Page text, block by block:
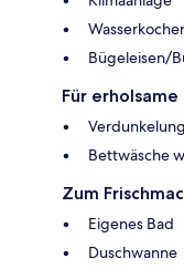
Wasserkocher
Bügeleisen/
Für
Bettwäsche
Zum
Eigenes Bad
Duschwanne